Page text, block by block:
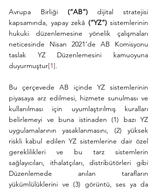
Avrupa Birliği (“AB”) dijital stratejisi
kapsamında, yapay zekâ (“YZ”) sistemlerinin
hukuki düzenlemesine yönelik çalışmaları
neticesinde Nisan 2021’de AB Komisyonu
taslak YZ Düzenlemesini kamuoyuna
duyurmuştur[1].
Bu çerçevede AB içinde YZ sistemlerinin
piyasaya arz edilmesi, hizmete sunulması ve
kullanılması için uyumlaştırılmış kuralları
belirlemeyi ve buna istinaden (1) bazı YZ
uygulamalarının yasaklanmasını, (2) yüksek
riskli kabul edilen YZ sistemlerine dair özel
gereklilikleri ve bu tarz sistemlerin
sağlayıcıları, ithalatçıları, distribütörleri gibi
Düzenlemede anılan tarafların
yükümlülüklerini ve (3) görüntü, ses ya da